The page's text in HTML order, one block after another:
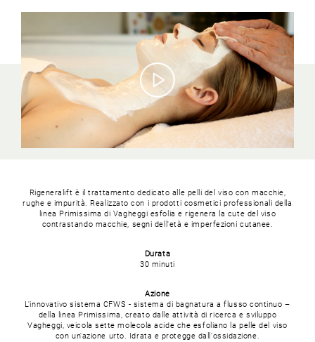
Rigeneralift è il trattamento dedicato alle pelli del viso con macchie,
rughe e impurità. Realizzato con i prodotti cosmetici professionali della
linea Primissima di Vagheggi esfolia e rigenera la cute del viso
contrastando macchie, segni dell'età e imperfezioni cutanee.
Durata
30 minuti
Azione
L'innovativo sistema CFWS - sistema di bagnatura a flusso continuo –
della linea Primissima, creato dalle attività di ricerca e sviluppo
Vagheggi, veicola sette molecola acide che esfoliano la pelle del viso
con un'azione urto. Idrata e protegge dall'ossidazione.